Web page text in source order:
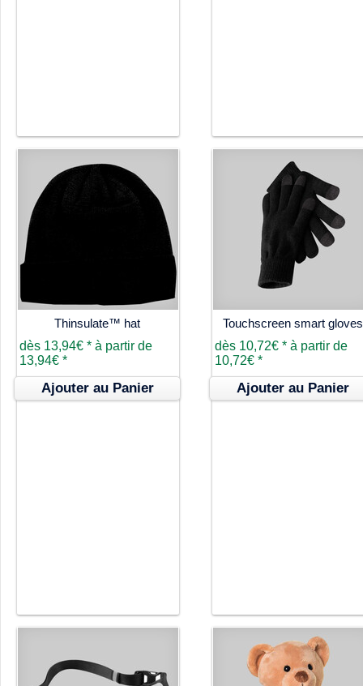
Thinsulate™ hat
dès 13,94€ * à partir de
13,94€ *
Ajouter au Panier
Touchscreen smart gloves
dès 10,72€ * à partir de
10,72€ *
Ajouter au Panier